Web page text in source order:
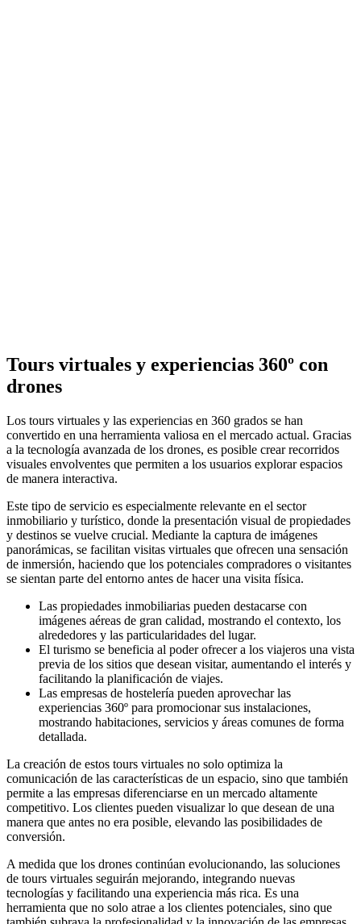
Tours virtuales y experiencias 360º con
drones
Los tours virtuales y las experiencias en 360 grados se han
convertido en una herramienta valiosa en el mercado actual. Gracias
a la tecnología avanzada de los drones, es posible crear recorridos
visuales envolventes que permiten a los usuarios explorar espacios
de manera interactiva.
Este tipo de servicio es especialmente relevante en el sector
inmobiliario y turístico, donde la presentación visual de propiedades
y destinos se vuelve crucial. Mediante la captura de imágenes
panorámicas, se facilitan visitas virtuales que ofrecen una sensación
de inmersión, haciendo que los potenciales compradores o visitantes
se sientan parte del entorno antes de hacer una visita física.
Las propiedades inmobiliarias pueden destacarse con
imágenes aéreas de gran calidad, mostrando el contexto, los
alrededores y las particularidades del lugar.
El turismo se beneficia al poder ofrecer a los viajeros una vista
previa de los sitios que desean visitar, aumentando el interés y
facilitando la planificación de viajes.
Las empresas de hostelería pueden aprovechar las
experiencias 360º para promocionar sus instalaciones,
mostrando habitaciones, servicios y áreas comunes de forma
detallada.
La creación de estos tours virtuales no solo optimiza la
comunicación de las características de un espacio, sino que también
permite a las empresas diferenciarse en un mercado altamente
competitivo. Los clientes pueden visualizar lo que desean de una
manera que antes no era posible, elevando las posibilidades de
conversión.
A medida que los drones continúan evolucionando, las soluciones
de tours virtuales seguirán mejorando, integrando nuevas
tecnologías y facilitando una experiencia más rica. Es una
herramienta que no solo atrae a los clientes potenciales, sino que